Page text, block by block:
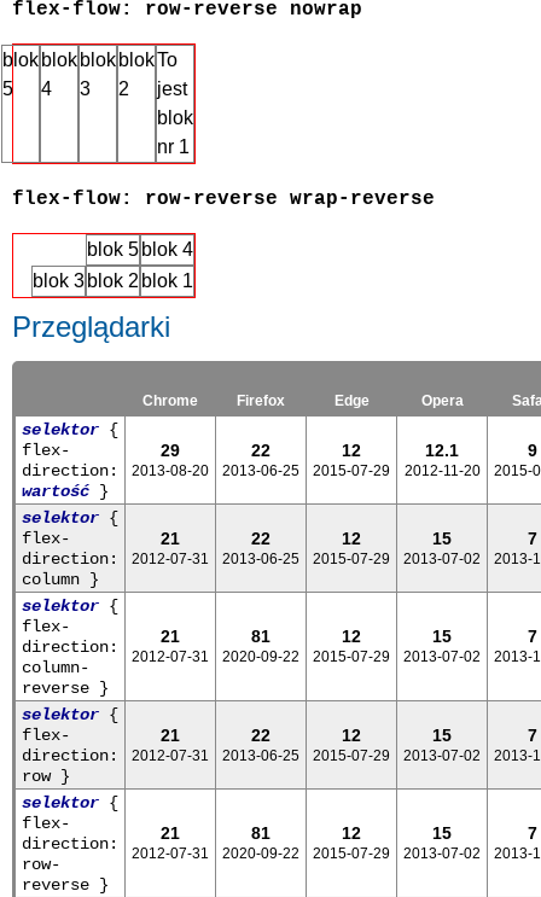
flex-flow: row-reverse nowrap
To
jest
blok
nr 1
blok
2
blok
3
blok
4
blok
5
flex-flow: row-reverse wrap-reverse
blok 1
blok 2
blok 3
blok 4
blok 5
Przeglądarki
Chrome Firefox Edge Opera
selektor {
flex-
direction:
wartość }
29
2013-08-20
22
2013-06-25
12
2015-07-29
12.1
2012-11-20
9
2015-
selektor {
flex-
direction:
column }
21
2012-07-31
22
2013-06-25
12
2015-07-29
15
2013-07-02
7
2013-
selektor {
flex-
direction:
column-
reverse }
21
2012-07-31
81
2020-09-22
12
2015-07-29
15
2013-07-02
7
2013-
selektor {
flex-
direction:
row }
21
2012-07-31
22
2013-06-25
12
2015-07-29
15
2013-07-02
7
2013-
selektor {
flex-
direction:
row-
reverse }
21
2012-07-31
81
2020-09-22
12
2015-07-29
15
2013-07-02
7
2013-